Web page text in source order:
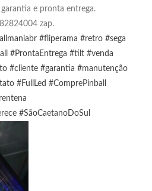
e pronta entrega.
zap.
#fliperama #retro #sega
#ProntaEntrega #tilt #venda
#cliente #garantia #manutenção
#FullLed #ComprePinball
#SãoCaetanoDoSul